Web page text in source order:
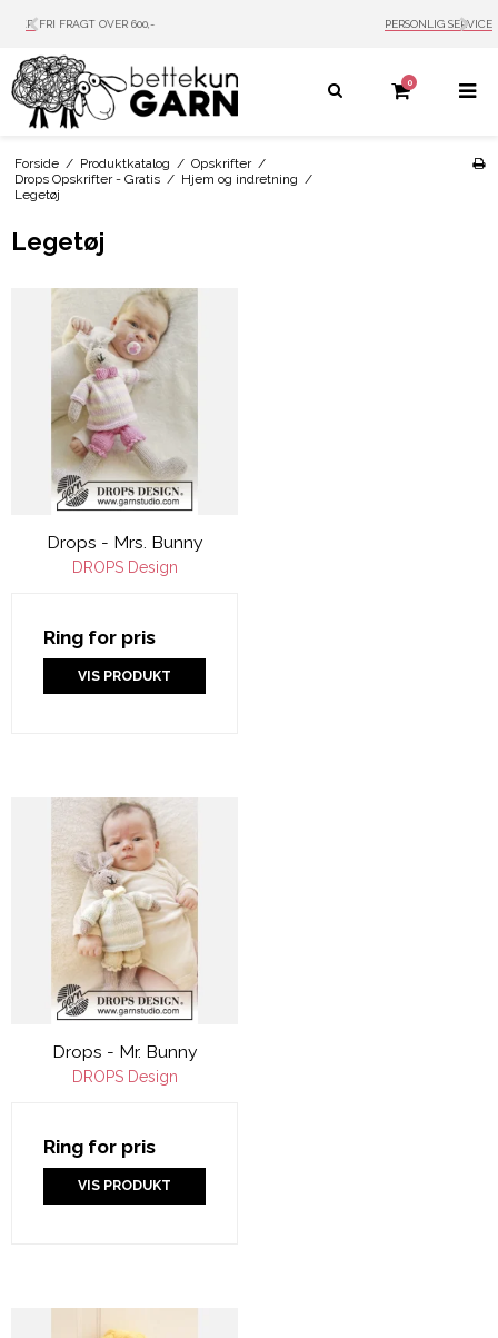
MAIL: INFO@BETTEKUN.DK
0
Forside / Produktkatalog / Opskrifter /
Drops Opskrifter - Gratis / Hjem og indretning /
Legetøj
Legetøj
Drops - Mrs. Bunny
DROPS Design
Ring for pris
VIS PRODUKT
Drops - Mr. Bunny
DROPS Design
Ring for pris
VIS PRODUKT